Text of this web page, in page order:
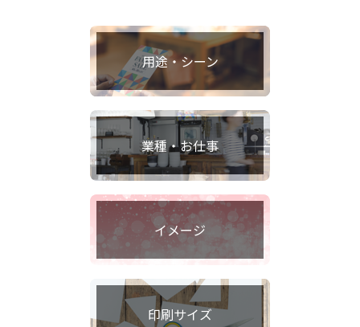
用途・シーン
業種・お仕事
イメージ
印刷サイズ